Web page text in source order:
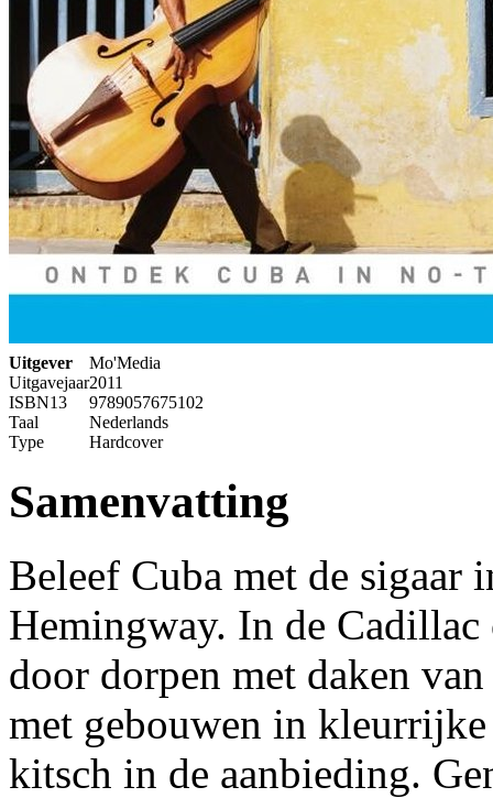
Uitgever
Mo'Media
Uitgavejaar2011
ISBN13
9789057675102
Taal
Nederlands
Type
Hardcover
Samenvatting
Beleef Cuba met de sigaar
Hemingway. In de
door dorpen met daken
met gebouwen in
kitsch in de aanbieding.